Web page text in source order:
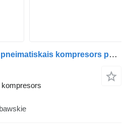
Mercedes-Benz OM936 pneimatiskais kompresors paredzēts Mercedes-Benz Atego Antos kravas automašīnas